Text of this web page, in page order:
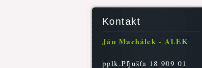
Kontakt
Ján Machálek - ALEK
pplk.Pľjušťa 18 909 01